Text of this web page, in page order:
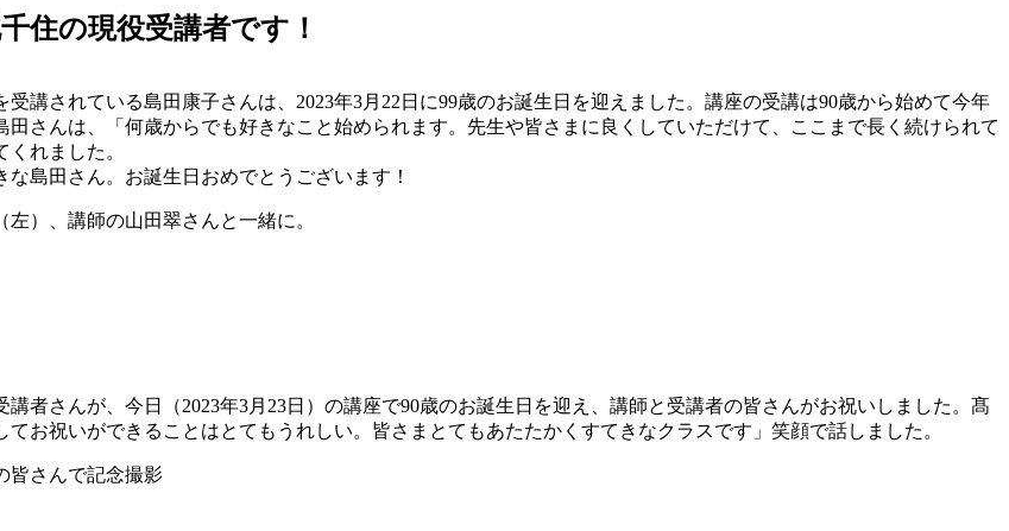
住の現役受講者です！
受講されている島田康子さんは、2023年3月22日に99歳のお誕生日を迎えました。講座の受講は90歳から始めて今年
田さんは、「何歳からでも好きなこと始められます。先生や皆さまに良くしていただけて、ここまで長く続けられて
れました。
島田さん。お誕生日おめでとうございます！
左）、講師の山田翠さんと一緒に。
講者さんが、今日（2023年3月23日）の講座で90歳のお誕生日を迎え、講師と受講者の皆さんがお祝いしました。髙
てお祝いができることはとてもうれしい。皆さまとてもあたたかくすてきなクラスです」笑顔で話しました。
皆さんで記念撮影